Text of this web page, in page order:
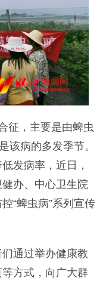
，主要是由蜱虫
该病的多发季节。
发病率，近日，
办、中心卫生院
“蜱虫病”系列宣传
通过举办健康教
方式，向广大群